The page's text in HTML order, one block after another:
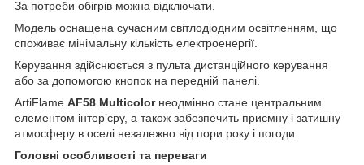
За потреби обігрів можна відключати.
Модель оснащена сучасним світлодіодним освітленням, що
споживає мінімальну кількість електроенергії.
Керування здійснюється з пульта дистанційного керування
або за допомогою кнопок на передній панелі.
ArtiFlame AF58 Multicolorнеодмінно стане центральним
елементом інтер’єру, а також забезпечить приємну і затишну
атмосферу в оселі незалежно від пори року і погоди.
Головні особливості та переваги